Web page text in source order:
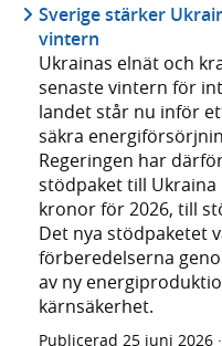
Sverige stärker
vintern
Ukrainas elnät och
senaste vintern för
landet står nu inför
säkra
Regeringen har
stödpaket till
kronor för 2026, till
Det nya stödpaketet
förberedelserna
av ny
kärnsäkerhet.
Publicerad 25 juni 2026 ·